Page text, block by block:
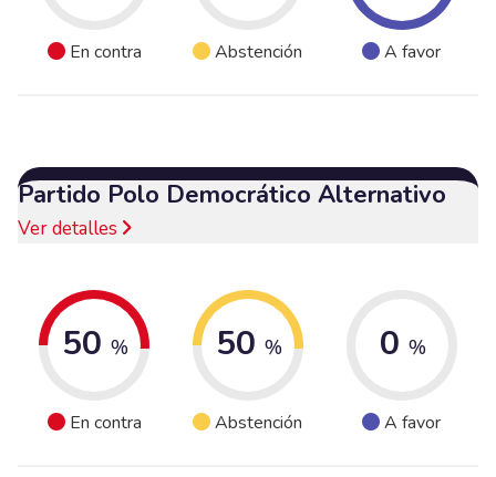
En contra Abstención A favor
Partido Polo Democrático Alternativo
Ver detalles
50 %
En contra
50 %
Abstención
0 %
A favor